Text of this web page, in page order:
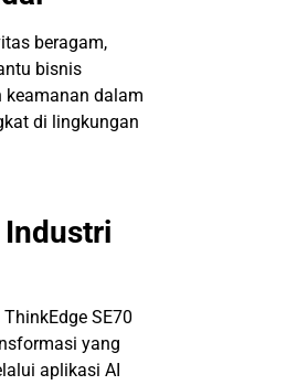
beragam,
bisnis
keamanan dalam
di lingkungan
SE70
yang
aplikasi AI